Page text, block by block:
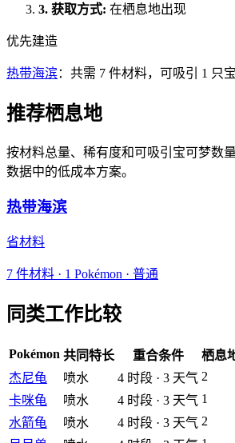
3. 获取方式: 在栖息地出现
优先建造
热带海滨：共需 7 件材料，可吸引 1 只宝
推荐栖息地
按材料总量、稀有度和可吸引宝可梦数
数据中的低成本方案。
热带海滨
省材料
7 件材料 · 1 Pokémon · 普通
同类工作比较
Pokémon 共同特长 重合条件
栖息
杰尼龟
喷水 4 时段 · 3 天气 2
卡咪龟
喷水 4 时段 · 3 天气 1
水箭龟
喷水 4 时段 · 3 天气 2